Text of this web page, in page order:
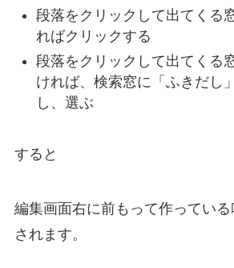
段落をクリックして出てくる
ればクリックする
段落をクリックして出てくる
ければ、検索窓に「ふきだし
し、選ぶ
すると
編集画面右に前もって作ってい
されます。